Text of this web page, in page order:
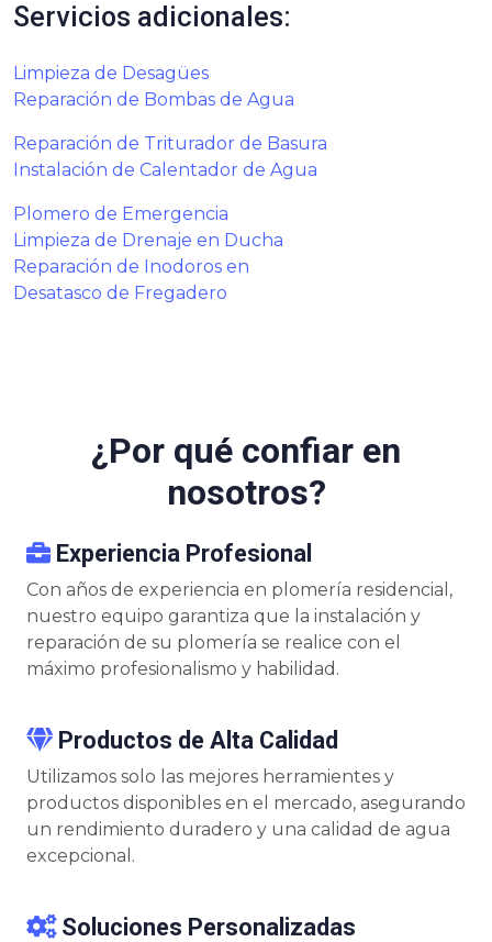
Servicios adicionales:
Limpieza de Desagües
Reparación de Bombas de Agua
Reparación de Triturador de Basura
Instalación de Calentador de Agua
Plomero de Emergencia
Limpieza de Drenaje en Ducha
Reparación de Inodoros en
Desatasco de Fregadero
¿Por qué confiar en
nosotros?
Experiencia Profesional
Con años de experiencia en plomería residencial,
nuestro equipo garantiza que la instalación y
reparación de su plomería se realice con el
máximo profesionalismo y habilidad.
Productos de Alta Calidad
Utilizamos solo las mejores herramientes y
productos disponibles en el mercado, asegurando
un rendimiento duradero y una calidad de agua
excepcional.
Soluciones Personalizadas